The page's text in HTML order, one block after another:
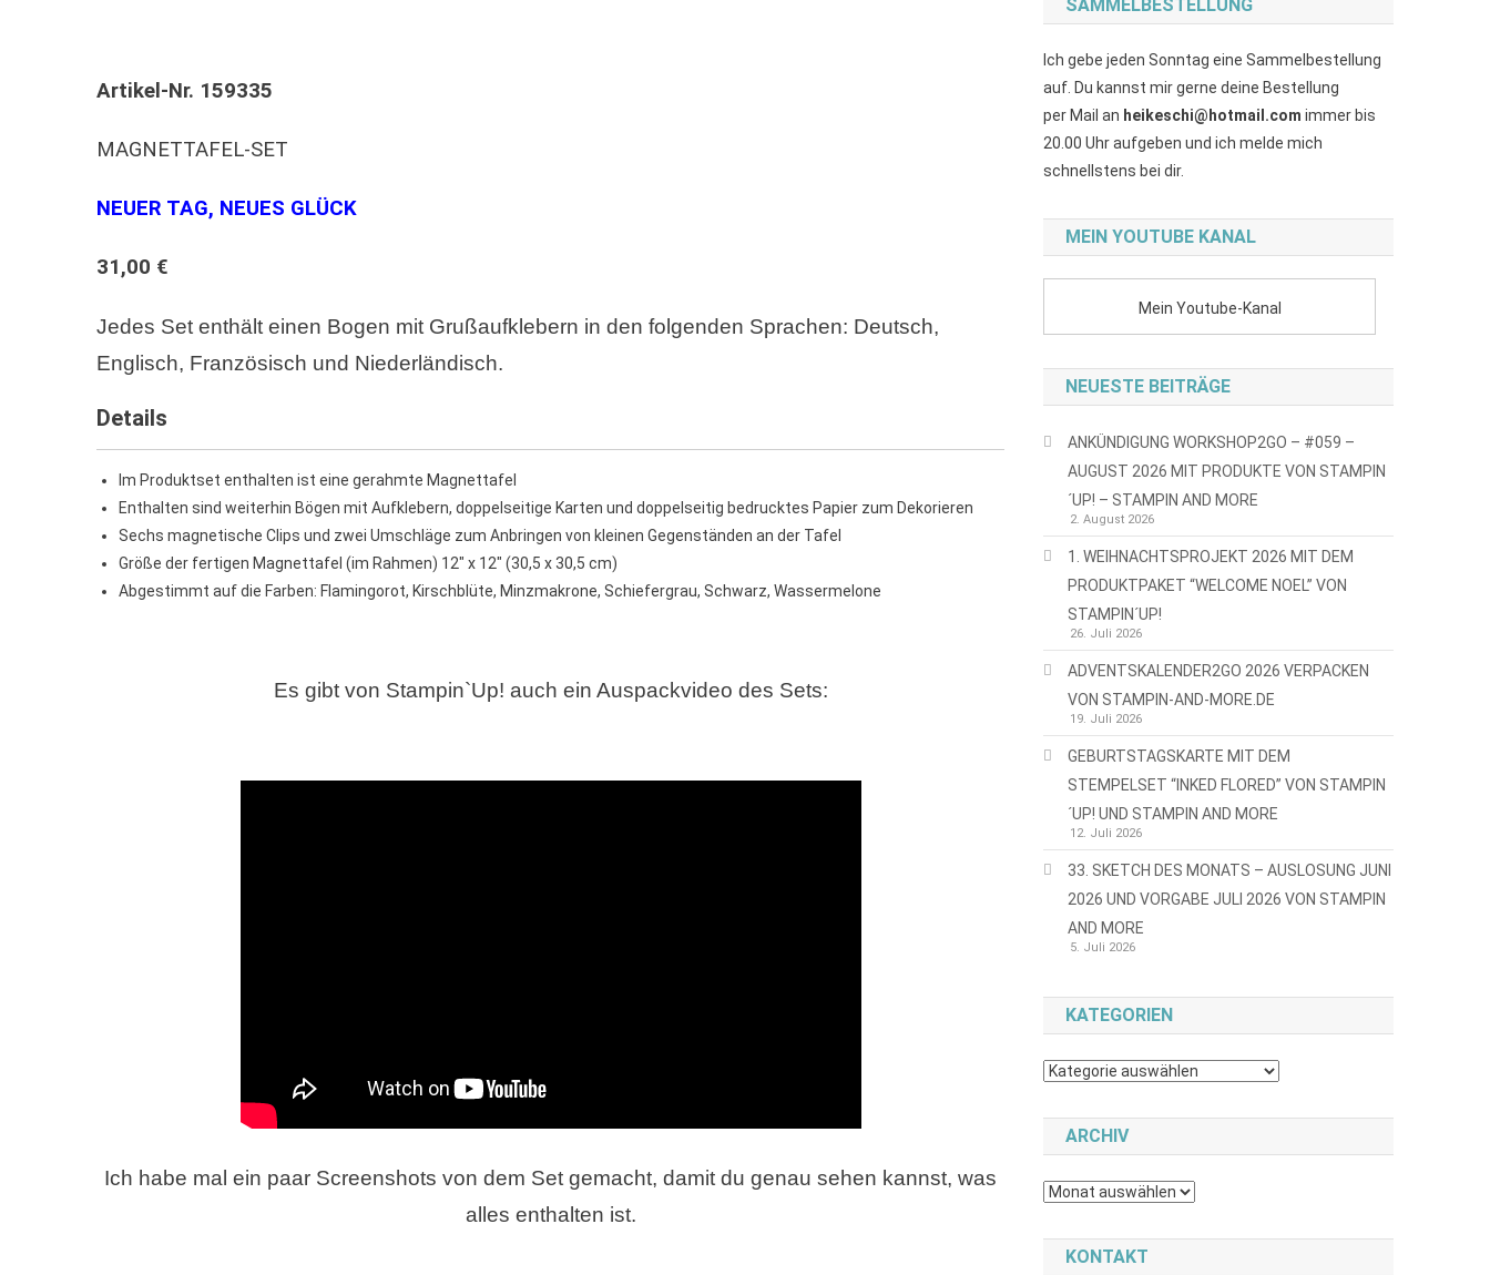
Artikel-Nr. 159335
MAGNETTAFEL-SET
NEUER TAG, NEUES GLÜCK
31,00 €
Jedes Set enthält einen Bogen mit Grußaufklebern in den folgenden Sprachen: Deutsch,
Englisch, Französisch und Niederländisch.
Details
Im Produktset enthalten ist eine gerahmte Magnettafel
Enthalten sind weiterhin Bögen mit Aufklebern, doppelseitige Karten und doppelseitig bedrucktes Papier zum Dekorieren
Sechs magnetische Clips und zwei Umschläge zum Anbringen von kleinen Gegenständen an der Tafel
Größe der fertigen Magnettafel (im Rahmen) 12″ x 12″ (30,5 x 30,5 cm)
Abgestimmt auf die Farben: Flamingorot, Kirschblüte, Minzmakrone, Schiefergrau, Schwarz, Wassermelone
Es gibt von Stampin`Up! auch ein Auspackvideo des Sets:
Ich habe mal ein paar Screenshots von dem Set gemacht, damit du genau sehen kannst, was
alles enthalten ist.
SAMMELBESTELLUNG
Ich gebe jeden Sonntag eine Sammelbestellung
auf. Du kannst mir gerne deine Bestellung
per Mail an heikeschi@hotmail.com immer bis
20.00 Uhr aufgeben und ich melde mich
schnellstens bei dir.
MEIN YOUTUBE KANAL
Mein Youtube-Kanal
NEUESTE BEITRÄGE
ANKÜNDIGUNG WORKSHOP2GO – #059 –
AUGUST 2026 MIT PRODUKTE VON STAMPIN
´UP! – STAMPIN AND MORE
2. August 2026
1. WEIHNACHTSPROJEKT 2026 MIT DEM
PRODUKTPAKET “WELCOME NOEL” VON
STAMPIN´UP!
26. Juli 2026
ADVENTSKALENDER2GO 2026 VERPACKEN
VON STAMPIN-AND-MORE.DE
19. Juli 2026
GEBURTSTAGSKARTE MIT DEM
STEMPELSET “INKED FLORED” VON STAMPIN
´UP! UND STAMPIN AND MORE
12. Juli 2026
33. SKETCH DES MONATS – AUSLOSUNG JUNI
2026 UND VORGABE JULI 2026 VON STAMPIN
AND MORE
5. Juli 2026
KATEGORIEN
Kategorien
ARCHIV
Archiv
KONTAKT